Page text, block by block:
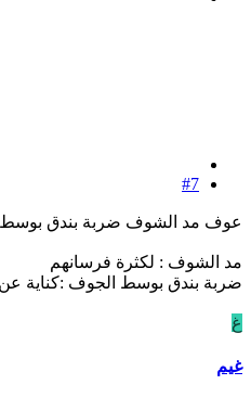
#7
عوف مد الشوف ضربة بندق
مد الشوف : لكثرة فرسانهم
ضربة بندق بوسط الجوف :كناية عن
غ
غيم